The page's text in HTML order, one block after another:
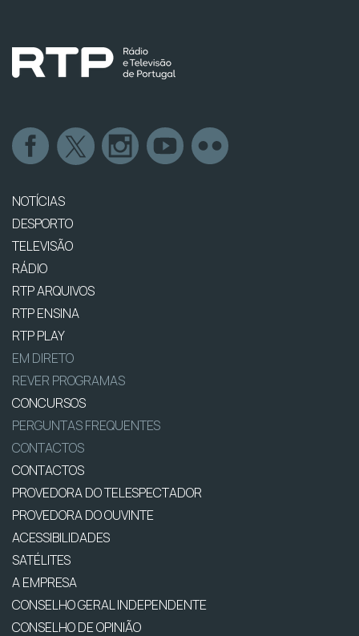
NOTÍCIAS
DESPORTO
TELEVISÃO
RÁDIO
RTP ARQUIVOS
RTP ENSINA
RTP PLAY
EM DIRETO
REVER PROGRAMAS
CONCURSOS
PERGUNTAS FREQUENTES
CONTACTOS
CONTACTOS
PROVEDORA DO TELESPECTADOR
PROVEDORA DO OUVINTE
ACESSIBILIDADES
SATÉLITES
A EMPRESA
CONSELHO GERAL INDEPENDENTE
CONSELHO DE OPINIÃO